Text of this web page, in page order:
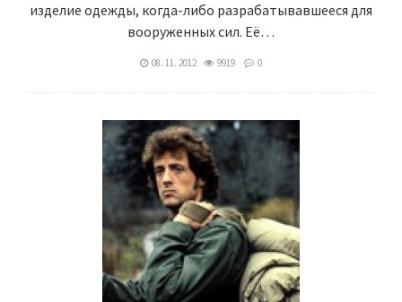
изделие одежды, когда-либо разрабатывавшееся для
вооруженных сил. Её…
08. 11. 2012 9919 0